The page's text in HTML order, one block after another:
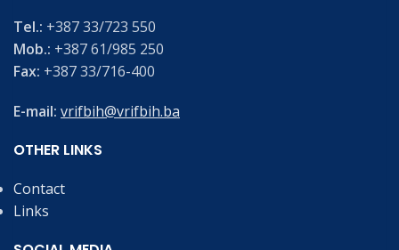
Tel.: +387 33/723 550
Mob.: +387 61/985 250
Fax: +387 33/716-400
E-mail: vrifbih@vrifbih.ba
OTHER LINKS
Contact
Links